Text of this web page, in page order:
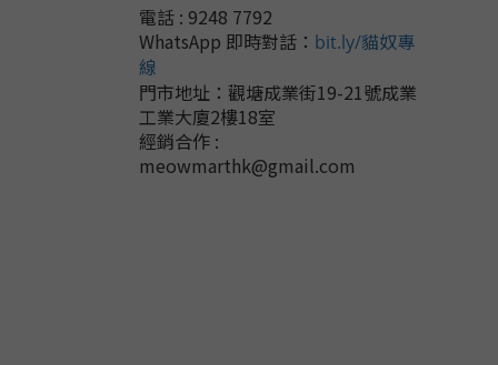
電話 : 9248 7792
WhatsApp 即時對話 ： bit.ly/貓奴專
線
門市地址： 觀塘成業街19-21號成業
工業大廈2樓18室
經銷合作 :
meowmarthk@gmail.com